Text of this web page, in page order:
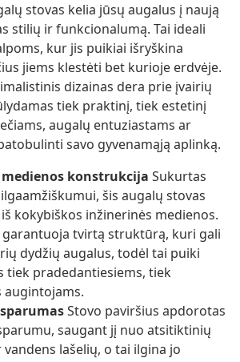
stovas kelia jūsų augalus į naują
stilių ir funkcionalumą. Tai ideali
kur jis puikiai išryškina
jiems klestėti bet kurioje erdvėje.
dizainas dera prie įvairių
tiek praktinį, tiek estetinį
augalų entuziastams ar
savo gyvenamąją aplinką.
konstrukcija Sukurtas
šis augalų stovas
kokybiškos inžinerinės medienos.
garantuoja tvirtą struktūrą, kuri gali
dydžių augalus, todėl tai puiki
tiek pradedantiesiems, tiek
augintojams.
Stovo paviršius apdorotas
saugant jį nuo atsitiktinių
lašelių, o tai ilgina jo